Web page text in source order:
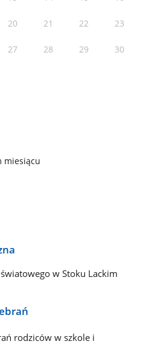
20 21 22 23
27 28 29 30
miesiącu
w Stoku Lackim
rodziców w szkole i